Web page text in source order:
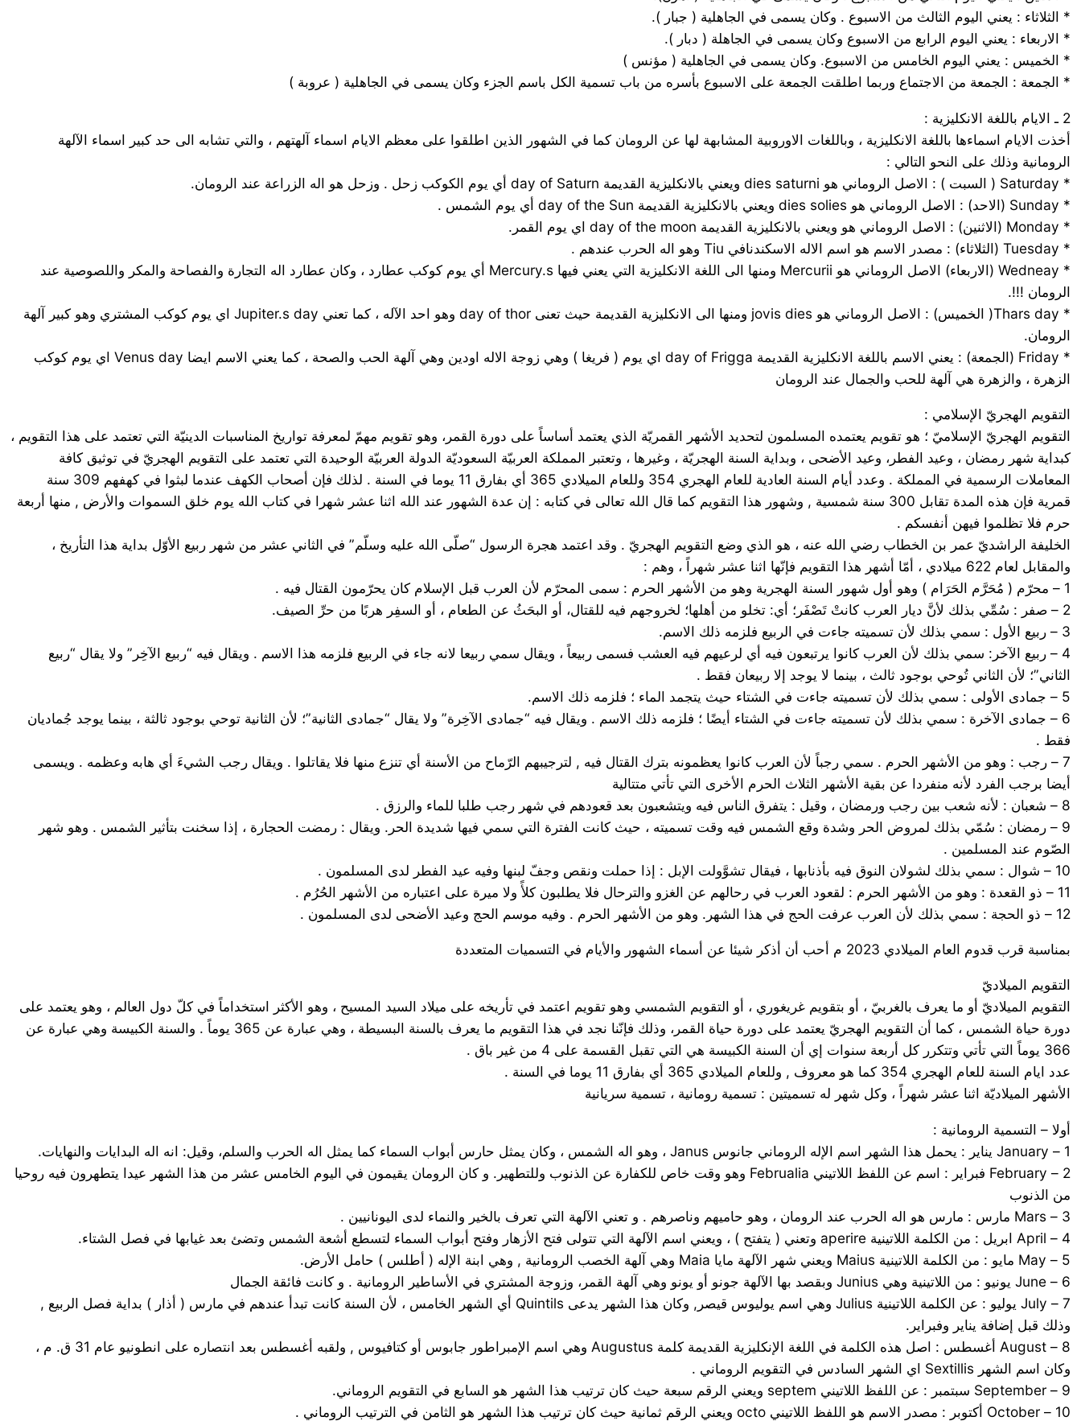
* الثلاثاء : يعني اليوم الثالث من الاسبوع . وكان يسمى في الجاهلية ( جبار ).
* الاربعاء : يعني اليوم الرابع من الاسبوع وكان يسمى في الجاهلة ( دبار ).
* الخميس : يعني اليوم الخامس من الاسبوع. وكان يسمى في الجاهلية ( مؤنس )
* الجمعة : الجمعة من الاجتماع وربما اطلقت الجمعة على الاسبوع بأسره من باب تسمية الكل باسم الجزء وكان يسمى في الجاهلية ( عروبة )
2 ـ الايام باللغة الانكليزية :
أخذت الايام اسماءها باللغة الانكليزية ، وباللغات الاوروبية المشابهة لها عن الرومان كما في الشهور الذين اطلقوا على معظم الايام اسماء آلهتهم ، والتي تشابه الى حد كبير اسماء الآلهة
الرومانية وذلك على النحو التالي :
* Saturday ( السبت ) : الاصل الروماني هو dies saturni ويعني بالانكليزية القديمة day of Saturn أي يوم الكوكب زحل . وزحل هو اله الزراعة عند الرومان.
* Sunday (الاحد) : الاصل الروماني هو dies solies ويعني بالانكليزية القديمة day of the Sun أي يوم الشمس .
* Monday (الاثنين) : الاصل الروماني هو ويعني بالانكليزية القديمة day of the moon اي يوم القمر.
* Tuesday (الثلاثاء) : مصدر الاسم هو اسم الاله الاسكندنافي Tiu وهو اله الحرب عندهم .
* Wedneay (الاربعاء) الاصل الروماني هو Mercurii ومنها الى اللغة الانكليزية التي يعني فيها Mercury.s أي يوم كوكب عطارد ، وكان عطارد اله التجارة والفصاحة والمكر واللصوصية عند
الرومان !!!.
* Thars day( الخميس) : الاصل الروماني هو jovis dies ومنها الى الانكليزية القديمة حيث تعنى day of thor وهو احد الآله ، كما تعني Jupiter.s day اي يوم كوكب المشتري وهو كبير آلهة
الرومان.
* Friday (الجمعة) : يعني الاسم باللغة الانكليزية القديمة day of Frigga اي يوم ( فريغا ) وهي زوجة الاله اودين وهي آلهة الحب والصحة ، كما يعني الاسم ايضا Venus day اي يوم كوكب
الزهرة ، والزهرة هي آلهة للحب والجمال عند الرومان
التقويم الهجريّ الإسلامي :
التقويم الهجريّ الإسلاميّ ؛ هو تقويم يعتمده المسلمون لتحديد الأشهر القمريّة الذي يعتمد أساساً على دورة القمر، وهو تقويم مهمّ لمعرفة تواريخ المناسبات الدينيّة التي تعتمد على هذا التقويم ،
كبداية شهر رمضان ، وعيد الفطر، وعيد الأضحى ، وبداية السنة الهجريّة ، وغيرها ، وتعتبر المملكة العربيّة السعوديّة الدولة العربيّة الوحيدة التي تعتمد على التقويم الهجريّ في توثيق كافة
المعاملات الرسمية في المملكة . وعدد أيام السنة العادية للعام الهجري 354 وللعام الميلادي 365 أي بفارق 11 يوما في السنة . لذلك فإن أصحاب الكهف عندما لبثوا في كهفهم 309 سنة
قمرية فإن هذه المدة تقابل 300 سنة شمسية , وشهور هذا التقويم كما قال الله تعالى في كتابه : إن عدة الشهور عند الله اثنا عشر شهرا في كتاب الله يوم خلق السموات والأرض , منها أربعة
حرم فلا تظلموا فيهن أنفسكم .
الخليفة الراشديّ عمر بن الخطاب رضي الله عنه ، هو الذي وضع التقويم الهجريّ . وقد اعتمد هجرة الرسول “صلّى الله عليه وسلّم” في الثاني عشر من شهر ربيع الأوّل بداية هذا التأريخ ،
والمقابل لعام 622 ميلادي ، أمّا أشهر هذا التقويم فإنّها اثنا عشر شهراً ، وهم :
1 – محرّم ( مُحَرَّم الحَرَام ) وهو أول شهور السنة الهجرية وهو من الأشهر الحرم : سمى المحرّم لأن العرب قبل الإسلام كان يحرّمون القتال فيه .
2 – صفر : سُمِّي بذلك لأنَّ ديار العرب كانتْ تَصْفَر؛ أي: تخلو من أهلها؛ لخروجهم فيه للقتال، أو البحَثُ عن الطعام ، أو السفِر هربًا من حرِّ الصيف.
3 – ربيع الأول : سمي بذلك لأن تسميته جاءت في الربيع فلزمه ذلك الاسم.
4 – ربيع الآخر: سمي بذلك لأن العرب كانوا يرتبعون فيه أي لرعيهم فيه العشب فسمى ربيعاً ، ويقال سمي ربيعا لانه جاء في الربيع فلزمه هذا الاسم . ويقال فيه “ربيع الآخِر” ولا يقال “ربيع
الثاني”؛ لأن الثاني تُوحي بوجود ثالث ، بينما لا يوجد إلا ربيعان فقط .
5 – جمادى الأولى : سمي بذلك لأن تسميته جاءت في الشتاء حيث يتجمد الماء ؛ فلزمه ذلك الاسم.
6 – جمادى الآخرة : سمي بذلك لأن تسميته جاءت في الشتاء أيضًا ؛ فلزمه ذلك الاسم . ويقال فيه “جمادى الآخِرة” ولا يقال “جمادى الثانية”؛ لأن الثانية توحي بوجود ثالثة ، بينما يوجد جُماديان
فقط .
7 – رجب : وهو من الأشهر الحرم . سمي رجباً لأن العرب كانوا يعظمونه بترك القتال فيه , لترجيبهم الرّماح من الأسنة أي تنزع منها فلا يقاتلوا . ويقال رجب الشيءَ أي هابه وعظمه . ويسمى
أيضا برجب الفرد لأنه منفردا عن بقية الأشهر الثلاث الحرم الأخرى التي تأتي متتالية
8 – شعبان : لأنه شعب بين رجب ورمضان ، وقيل : يتفرق الناس فيه ويتشعبون بعد قعودهم في شهر رجب طلبا للماء والرزق .
9 – رمضان : سُمّي بذلك لمروض الحر وشدة وقع الشمس فيه وقت تسميته ، حيث كانت الفترة التي سمي فيها شديدة الحر. ويقال : رمضت الحجارة ، إذا سخنت بتأثير الشمس . وهو شهر
الصّوم عند المسلمين .
10 – شوال : سمي بذلك لشولان النوق فيه بأذنابها ، فيقال تشوَّولت الإبل : إذا حملت ونقص وجفّ لبنها وفيه عيد الفطر لدى المسلمون .
11 – ذو القعدة : وهو من الأشهر الحرم : لقعود العرب في رحالهم عن الغزو والترحال فلا يطلبون كلأً ولا ميرة على اعتباره من الأشهر الحُرُم .
12 – ذو الحجة : سمي بذلك لأن العرب عرفت الحج في هذا الشهر. وهو من الأشهر الحرم . وفيه موسم الحج وعيد الأضحى لدى المسلمون .
بمناسبة قرب قدوم العام الميلادي 2023 م أحب أن أذكر شيئا عن أسماء الشهور والأيام في التسميات المتعددة
التقويم الميلاديّ
التقويم الميلاديّ أو ما يعرف بالغربيّ ، أو بتقويم غريغوري ، أو التقويم الشمسي وهو تقويم اعتمد في تأريخه على ميلاد السيد المسيح ، وهو الأكثر استخداماً في كلّ دول العالم ، وهو يعتمد على
دورة حياة الشمس ، كما أن التقويم الهجريّ يعتمد على دورة حياة القمر، وذلك فإنّنا نجد في هذا التقويم ما يعرف بالسنة البسيطة ، وهي عبارة عن 365 يوماً . والسنة الكبيسة وهي عبارة عن
366 يوماً التي تأتي وتتكرر كل أربعة سنوات إي أن السنة الكبيسة هي التي تقبل القسمة على 4 من غير باق .
عدد ايام السنة للعام الهجري 354 كما هو معروف , وللعام الميلادي 365 أي بفارق 11 يوما في السنة .
الأشهر الميلاديّة اثنا عشر شهراً ، وكل شهر له تسميتين : تسمية رومانية ، تسمية سريانية
أولا – التسمية الرومانية :
1 – January يناير : يحمل هذا الشهر اسم الإله الروماني جانوس Janus ، وهو اله الشمس ، وكان يمثل حارس أبواب السماء كما يمثل اله الحرب والسلم، وقيل: انه اله البدايات والنهايات.
2 – February فبراير : اسم عن اللفظ اللاتيني Februalia وهو وقت خاص للكفارة عن الذنوب وللتطهير. و كان الرومان يقيمون في اليوم الخامس عشر من هذا الشهر عيدا يتطهرون فيه روحيا
من الذنوب
3 – Mars مارس : مارس هو اله الحرب عند الرومان ، وهو حاميهم وناصرهم . و تعني الآلهة التي تعرف بالخير والنماء لدى اليونانيين .
4 – April ابريل : من الكلمة اللاتينية aperire وتعني ( يتفتح ) ، ويعني اسم الآلهة التي تتولى فتح الأزهار وفتح أبواب السماء لتسطع أشعة الشمس وتضئ بعد غيابها في فصل الشتاء.
5 – May مايو : من الكلمة اللاتينية Maius ويعني شهر الآلهة مايا Maia وهي آلهة الخصب الرومانية , وهي ابنة الإله ( أطلس ) حامل الأرض.
6 – June يونيو : من اللاتينية وهي Junius وبقصد بها الآلهة جونو أو يونو وهي آلهة القمر، وزوجة المشتري في الأساطير الرومانية . و كانت فائقة الجمال
7 – July يوليو : عن الكلمة اللاتينية Julius وهي اسم يوليوس قيصر, وكان هذا الشهر يدعى Quintils أي الشهر الخامس ، لأن السنة كانت تبدأ عندهم في مارس ( أذار ) بداية فصل الربيع ,
وذلك قبل إضافة يناير وفبراير.
8 – August أغسطس : اصل هذه الكلمة في اللغة الإنكليزية القديمة كلمة Augustus وهي اسم الإمبراطور جابوس أو كتافيوس , ولقبه أغسطس بعد انتصاره على انطونيو عام 31 ق. م ،
وكان اسم الشهر Sextillis اي الشهر السادس في التقويم الروماني .
9 – September سبتمبر : عن اللفظ اللاتيني septem ويعني الرقم سبعة حيث كان ترتيب هذا الشهر هو السابع في التقويم الروماني.
10 – October أكتوبر : مصدر الاسم هو اللفظ اللاتيني octo ويعني الرقم ثمانية حيث كان ترتيب هذا الشهر هو الثامن في الترتيب الروماني .